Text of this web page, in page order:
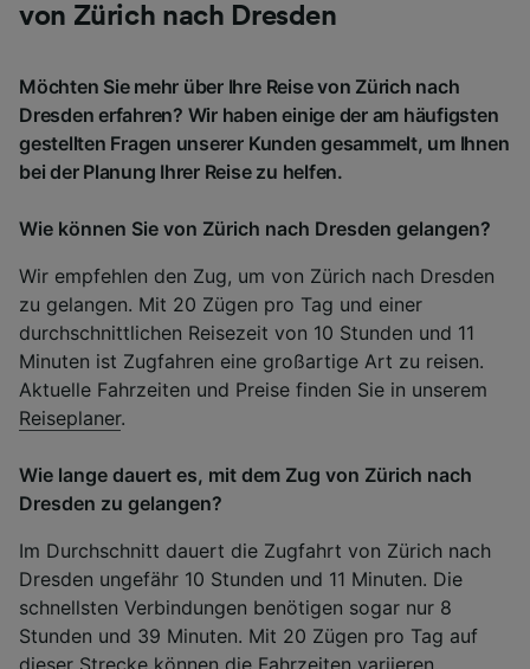
von Zürich nach Dresden
Möchten Sie mehr über Ihre Reise von Zürich nach
Dresden erfahren? Wir haben einige der am häufigsten
gestellten Fragen unserer Kunden gesammelt, um Ihnen
bei der Planung Ihrer Reise zu helfen.
Wie können Sie von Zürich nach Dresden gelangen?
Wir empfehlen den Zug, um von Zürich nach Dresden
zu gelangen. Mit 20 Zügen pro Tag und einer
durchschnittlichen Reisezeit von 10 Stunden und 11
Minuten ist Zugfahren eine großartige Art zu reisen.
Aktuelle Fahrzeiten und Preise finden Sie in unserem
Reiseplaner.
Wie lange dauert es, mit dem Zug von Zürich nach
Dresden zu gelangen?
Im Durchschnitt dauert die Zugfahrt von Zürich nach
Dresden ungefähr 10 Stunden und 11 Minuten. Die
schnellsten Verbindungen benötigen sogar nur 8
Stunden und 39 Minuten. Mit 20 Zügen pro Tag auf
dieser Strecke können die Fahrzeiten variieren.